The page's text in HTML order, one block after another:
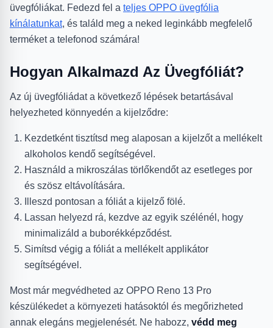
üvegfóliákat. Fedezd fel a teljes OPPO üvegfólia
kínálatunkat, és találd meg a neked leginkább megfelelő
terméket a telefonod számára!
Hogyan Alkalmazd Az Üvegfóliát?
Az új üvegfóliádat a következő lépések betartásával
helyezheted könnyedén a kijelződre:
Kezdetként tisztítsd meg alaposan a kijelzőt a mellékelt
alkoholos kendő segítségével.
Használd a mikroszálas törlőkendőt az esetleges por
és szösz eltávolítására.
Illeszd pontosan a fóliát a kijelző fölé.
Lassan helyezd rá, kezdve az egyik szélénél, hogy
minimalizáld a buborékképződést.
Simítsd végig a fóliát a mellékelt applikátor
segítségével.
Most már megvédheted az OPPO Reno 13 Pro
készülékedet a környezeti hatásoktól és megőrizheted
annak elegáns megjelenését. Ne habozz, védd meg